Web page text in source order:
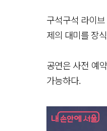
구석구석 라이
제의 대미를 장
공연은 사전 예
가능하다.